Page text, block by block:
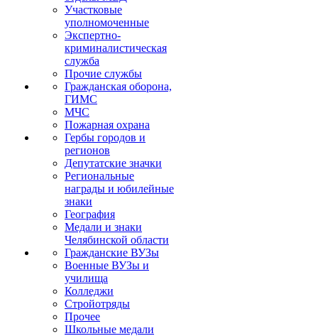
Участковые
уполномоченные
Экспертно-
криминалистическая
служба
Прочие службы
Гражданская оборона,
ГИМС
МЧС
Пожарная охрана
Гербы городов и
регионов
Депутатские значки
Региональные
награды и юбилейные
знаки
География
Медали и знаки
Челябинской области
Гражданские ВУЗы
Военные ВУЗы и
училища
Колледжи
Стройотряды
Прочее
Школьные медали